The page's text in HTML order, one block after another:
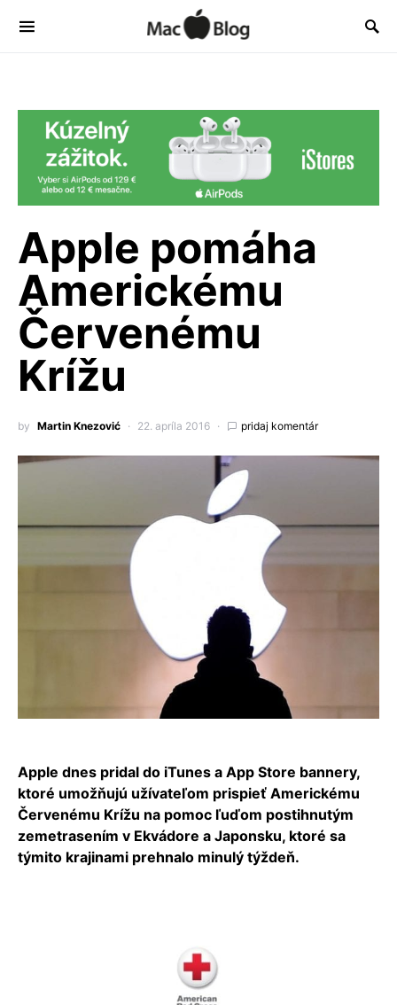
Apple pomáha
Americkému
Červenému
Krížu
by Martin Knezović 22. apríla 2016 pridaj komentár
Apple dnes pridal do iTunes a App Store bannery,
ktoré umožňujú užívateľom prispieť Americkému
Červenému Krížu na pomoc ľuďom postihnutým
zemetrasením v Ekvádore a Japonsku, ktoré sa
týmito krajinami prehnalo minulý týždeň.